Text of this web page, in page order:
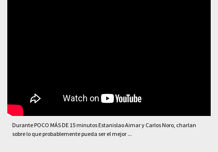
Durante POCO MÁS DE 15 minutos Estanislao Aimar y Carlos Noro, charlan
sobre lo que probablemente pueda ser el mejor ...